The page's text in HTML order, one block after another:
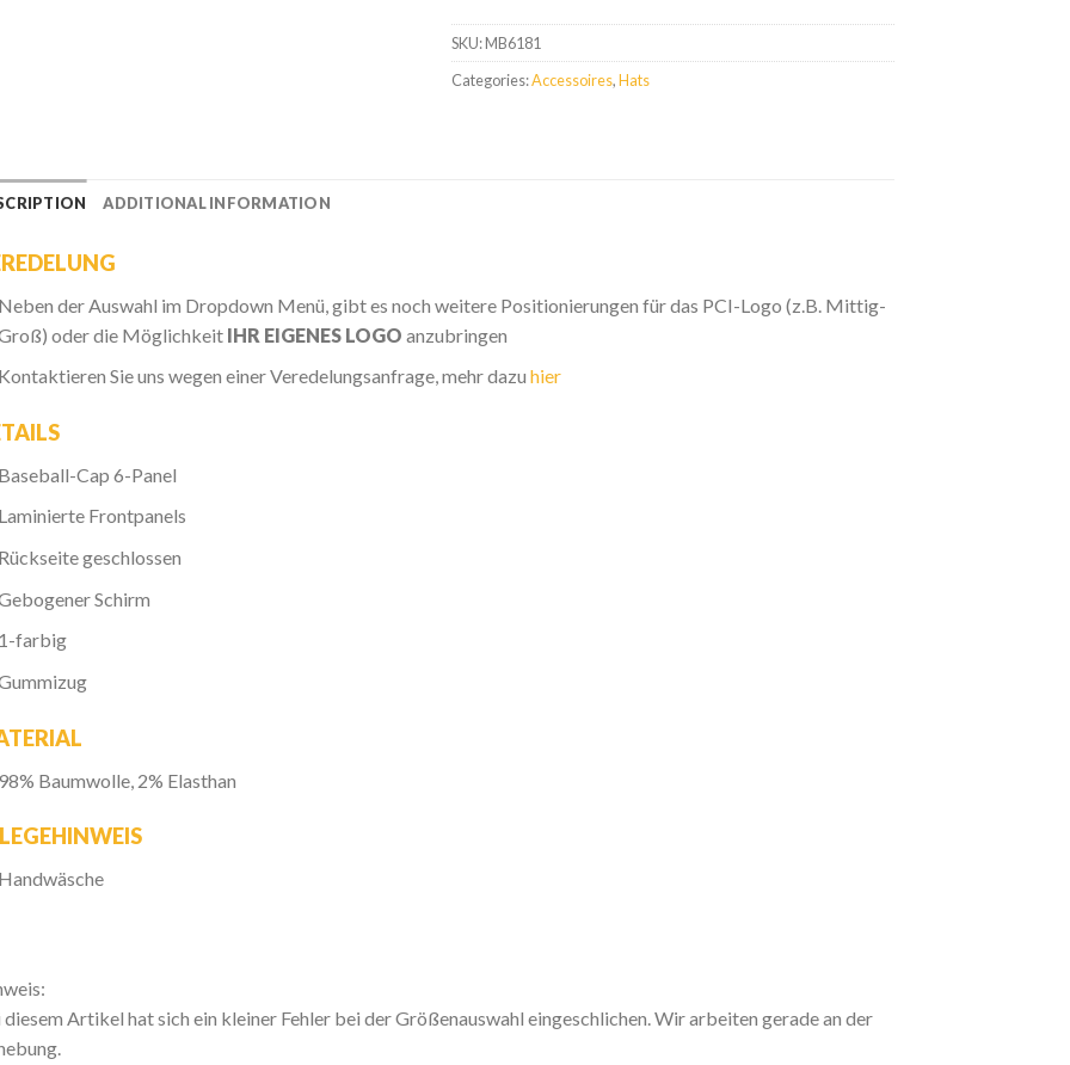
SKU:MB6181
Categories:Accessoires,Hats
ADDITIONAL INFORMATION
der Auswahl im Dropdown Menü, gibt es noch weitere Positionierungen für das PCI-Logo (z.B. Mittig-
oder die Möglichkeit IHR EIGENES LOGO anzubringen
Sie uns wegen einer Veredelungsanfrage, mehr dazuhier
Cap 6-Panel
Frontpanels
geschlossen
Schirm
farbig
Baumwolle, 2% Elasthan
diesem Artikel hat sich ein kleiner Fehler bei der Größenauswahl eingeschlichen. Wir arbeiten gerade an der